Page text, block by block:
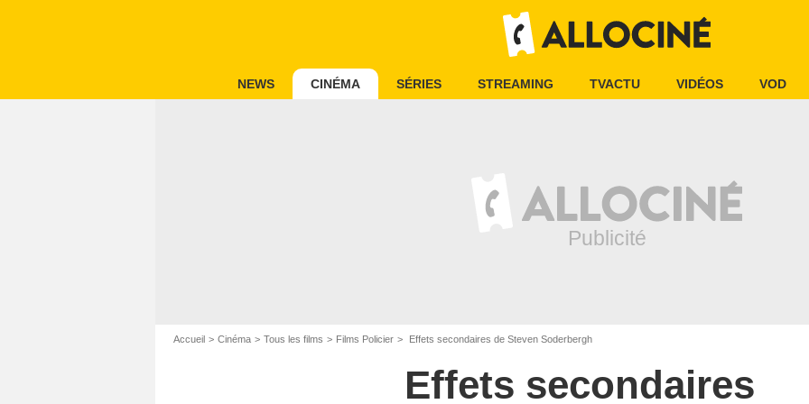
NEWS CINÉMA SÉRIES STREAMING TVACTU VIDÉOS VOD
Accueil Cinéma Tous les films Films Policier Effets secondaires de Steven Soderbergh
Effets secondaires